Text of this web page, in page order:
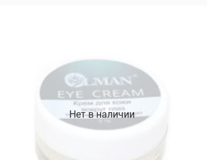
Нет в наличии